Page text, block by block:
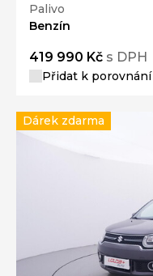
Palivo
Benzín
419 990 Kč s DPH
Přidat k porovnání
Dárek zdarma